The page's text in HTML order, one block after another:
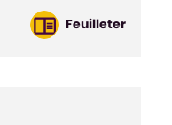
Feuilleter